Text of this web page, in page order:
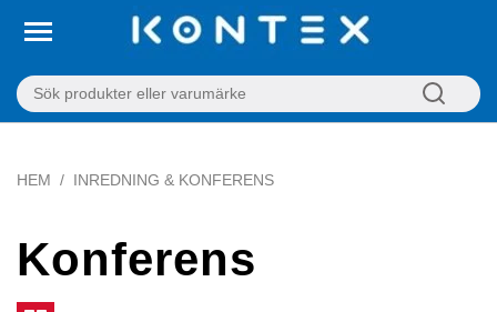
HEM INREDNING & KONFERENS
Konferens